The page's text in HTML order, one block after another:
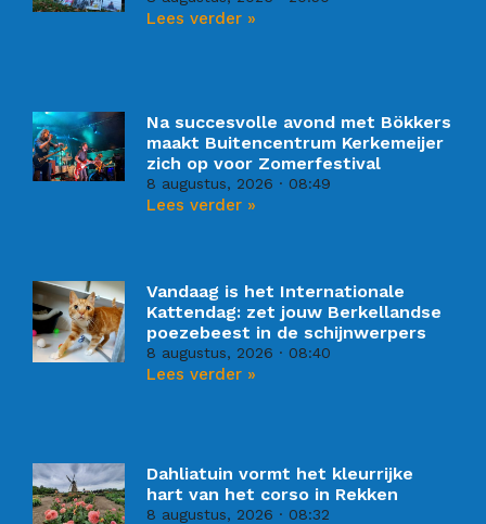
Lees verder »
Na succesvolle avond met Bökkers
maakt Buitencentrum Kerkemeijer
zich op voor Zomerfestival
8 augustus, 2026 08:49
Lees verder »
Vandaag is het Internationale
Kattendag: zet jouw Berkellandse
poezebeest in de schijnwerpers
8 augustus, 2026 08:40
Lees verder »
Dahliatuin vormt het kleurrijke
hart van het corso in Rekken
8 augustus, 2026 08:32